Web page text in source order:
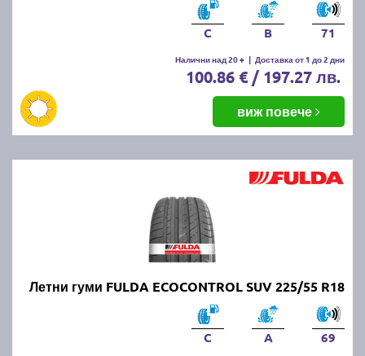
C B 71
Налични над 20 + | Доставка от 1 до 2 дни
100.86 € / 197.27 лв.
виж повече
Летни гуми FULDA ECOCONTROL SUV 225/55 R18
C A 69